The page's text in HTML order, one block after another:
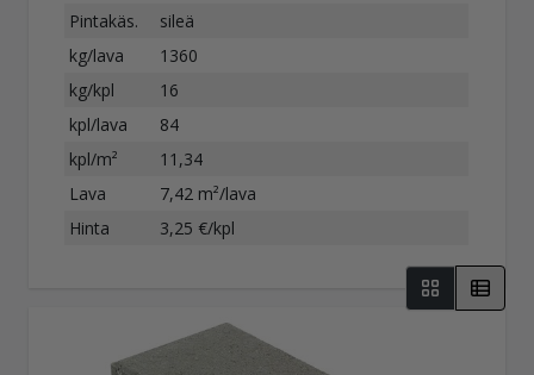
Pintakäs.
sileä
kg/lava
1360
kg/kpl
16
kpl/lava
84
kpl/m²
11,34
Lava
7,42 m²/lava
Hinta
3,25 €/kpl